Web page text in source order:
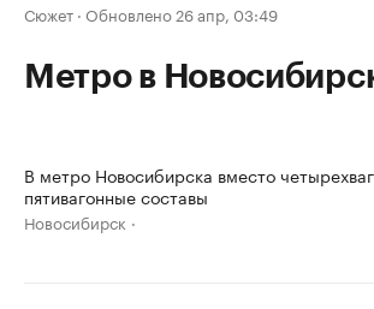
Сюжет · Обновлено 26 апр, 03:49
Метро в
В метро Новосибирска вместо
пятивагонные составы
Новосибирск